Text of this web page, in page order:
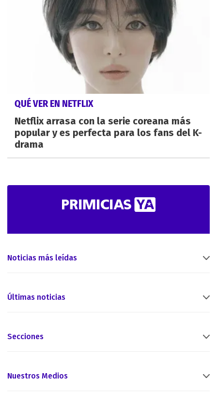
QUÉ VER EN NETFLIX
Netflix arrasa con la serie coreana más
popular y es perfecta para los fans del K-
drama
Noticias más leídas
Últimas noticias
Secciones
Nuestros Medios